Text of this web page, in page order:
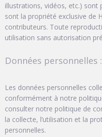
illustrations, vidéos, etc.) sont
sont la propriété exclusive de
contributeurs. Toute
utilisation sans autorisation
Données personnelles :
Les données personnelles
conformément à notre
consulter notre politique de
la collecte, l’utilisation et la
personnelles.